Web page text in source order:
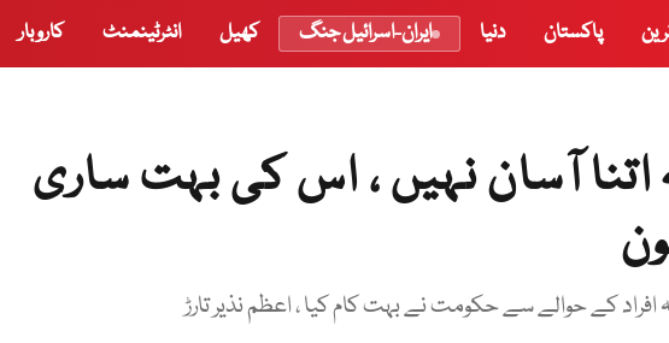
پاکستان دنیا ایران-اسرائیل جنگ کھیل انٹرٹینمنٹ کاروبار
اتنا آسان نہیں ، اس کی بہت ساری
افراد کے حوالے سے حکومت نے بہت کام کیا ، اعظم نذیر تارڑ